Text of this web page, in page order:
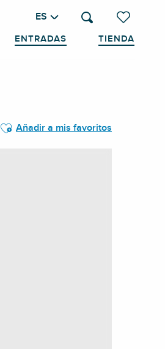
Voir les
Buscar
ES
ENTRADAS TIENDA
Ajouter aux favoris
Añadir a mis favoritos